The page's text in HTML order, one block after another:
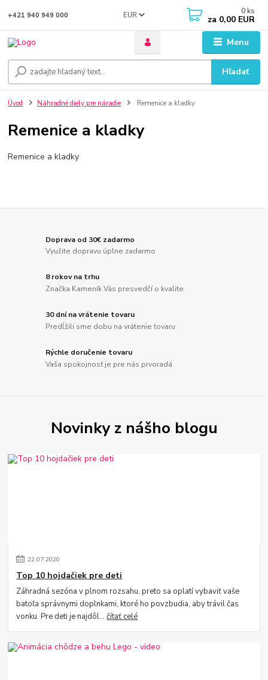
Menu
EUR
Hľadať
+421 940 949 000 0 ks
za 0,00 EUR
Úvod Náhradné diely pre náradie Remenice a kladky
Remenice a kladky
Remenice a kladky
Doprava od 30€ zadarmo
Využite dopravu úplne zadarmo
8 rokov na trhu
Značka Kameník Vás presvedčí o kvalite
30 dní na vrátenie tovaru
Predĺžili sme dobu na vrátenie tovaru
Rýchle doručenie tovaru
Vaša spokojnosť je pre nás prvoradá
Novinky z nášho blogu
22.07.2020
Top 10 hojdačiek pre deti
Záhradná sezóna v plnom rozsahu, preto sa oplatí vybaviť vaše
batoľa správnymi doplnkami, ktoré ho povzbudia, aby trávil čas
vonku. Pre deti je najdôl...čítať celé